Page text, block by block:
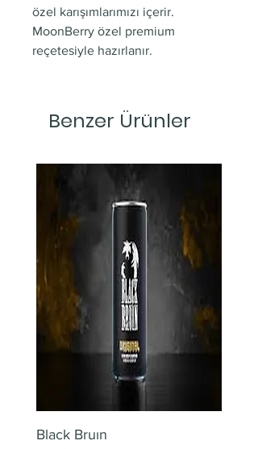
özel karışımlarımızı içerir.
MoonBerry özel premium
reçetesiyle hazırlanır.
Benzer Ürünler
Black Bruın